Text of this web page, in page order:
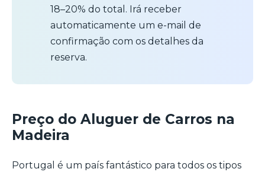
18–20% do total. Irá receber
automaticamente um e-mail de
confirmação com os detalhes da
reserva.
Preço do Aluguer de Carros na
Madeira
Portugal é um país fantástico para todos os tipos